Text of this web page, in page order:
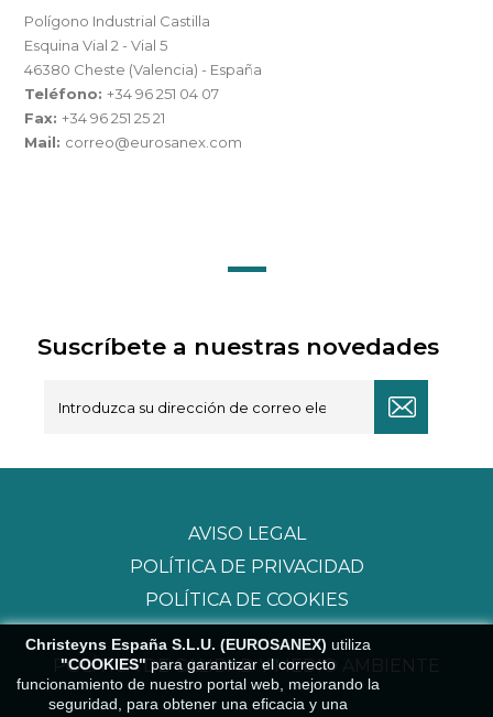
Polígono Industrial Castilla
Esquina Vial 2 - Vial 5
46380 Cheste (Valencia) - España
Teléfono:+34 96 251 04 07
Fax:+34 96 251 25 21
Mail: correo@eurosanex.com
Suscríbete a nuestras novedades
Christeyns España S.L.U. (EUROSANEX) utiliza
"COOKIES" para garantizar el correcto
funcionamiento de nuestro portal web, mejorando la
seguridad, para obtener una eficacia y una
AVISO LEGAL
POLÍTICA DE PRIVACIDAD
POLÍTICA DE COOKIES
POLÍTICA DE CALIDAD Y MEDIO AMBIENTE